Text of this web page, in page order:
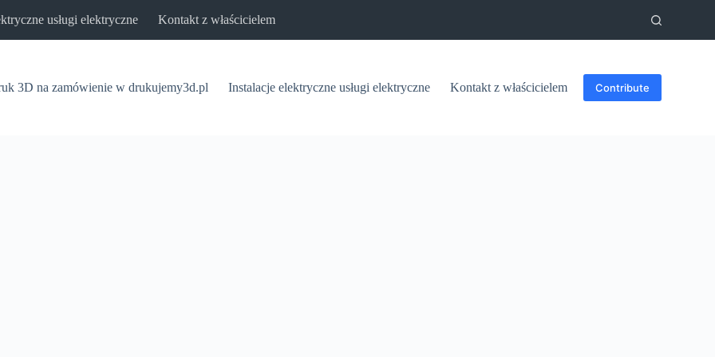
usługi elektryczne Kontakt z właścicielem
3D na zamówienie w drukujemy3d.pl Instalacje elektryczne usługi elektryczne Kontakt z właścicielem Contribute